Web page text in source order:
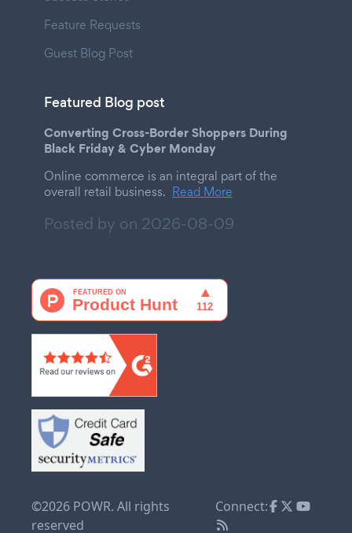
Feature Requests
Guest Blog Post
Featured Blog post
Converting Cross-Border Shoppers During
Black Friday & Cyber Monday
Online commerce is an integral part of the
overall retail business. Read More
Posted by on 2026-08-09
©2026 POWR. All rights
reserved
Connect: